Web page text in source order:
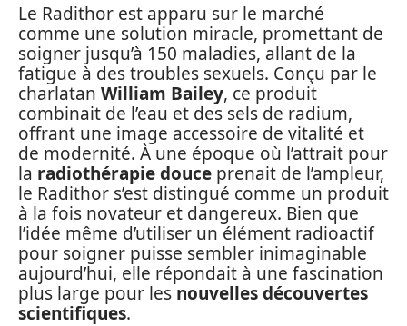
Le Radithor est apparu sur le marché
comme une solution miracle, promettant de
soigner jusqu’à 150 maladies, allant de la
fatigue à des troubles sexuels. Conçu par le
charlatan William Bailey, ce produit
combinait de l’eau et des sels de radium,
offrant une image accessoire de vitalité et
de modernité. À une époque où l’attrait pour
la radiothérapie douce prenait de l’ampleur,
le Radithor s’est distingué comme un produit
à la fois novateur et dangereux. Bien que
l’idée même d’utiliser un élément radioactif
pour soigner puisse sembler inimaginable
aujourd’hui, elle répondait à une fascination
plus large pour les nouvelles découvertes
scientifiques.